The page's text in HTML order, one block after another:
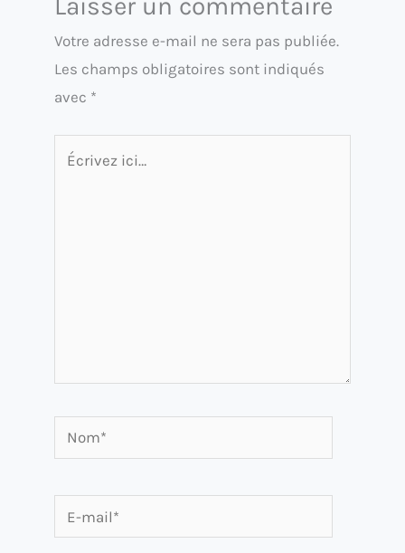
Laisser un commentaire
Votre adresse e-mail ne sera pas publiée.
Les champs obligatoires sont indiqués
avec *
Écrivez
Nom*
mail*